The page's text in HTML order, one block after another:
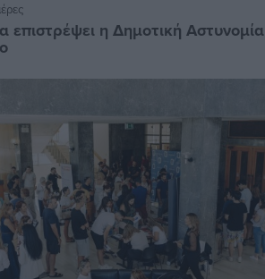
επιστρέψει η Δημοτική Αστυνομία